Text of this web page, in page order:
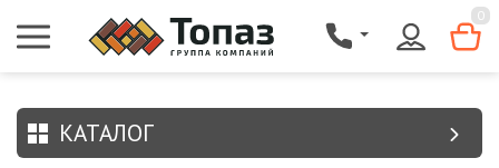
0
КАТАЛОГ